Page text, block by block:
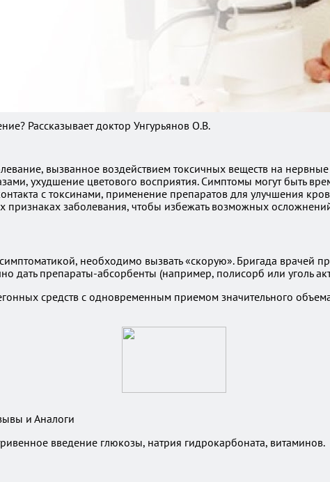
Рассказывает доктор Унгурьянов О.В.
вызванное воздействием токсичных веществ на
ухудшение цветового восприятия. Симптомы могут быть
с токсинами, применение препаратов для улучшения
признаках заболевания, чтобы избежать возможных
необходимо вызвать «скорую». Бригада врачей
дать препараты-абсорбенты (например, полисорб или уголь
средств с одновременным приемом значительного
и Аналоги
введение глюкозы, натрия гидрокарбоната, витаминов.